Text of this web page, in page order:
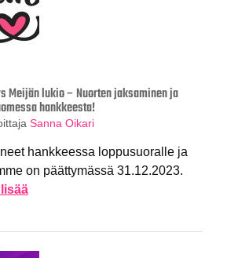
Meijän lukio – Nuorten jaksaminen ja
hankkeesta!
Sanna Oikari
hankkeessa loppusuoralle ja
on päättymässä 31.12.2023.